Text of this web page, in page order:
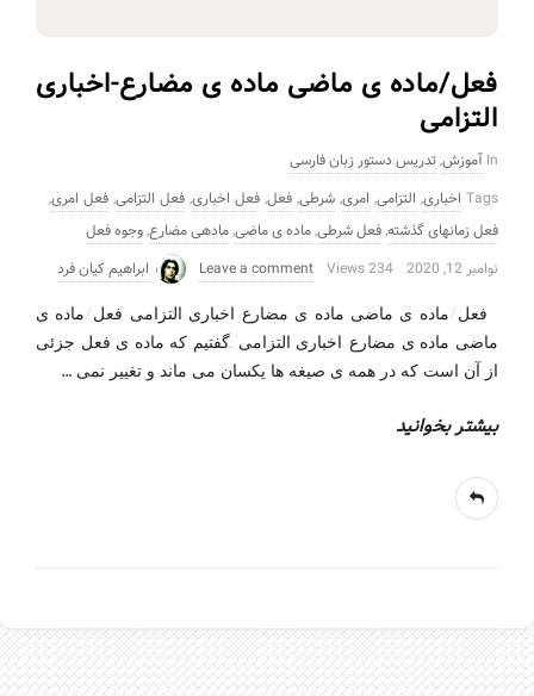
فعل/ماده ی ماضی ماده ی مضارع-اخباری
التزامی
In آموزش,تدریس دستور زبان فارسی
Tags اخباری, التزامی, امری, شرطی, فعل, فعل اخباری, فعل التزامی, فعل امری,
فعل زمانهای گذشته,فعل شرطی,ماده ی ماضی,مادهی مضارع,وجوه فعل
نوامبر 12, 2020
234 Views
Leave a comment ابراهیم کیان فرد
فعل/ماده ی ماضی ماده ی مضارع-اخباری التزامی فعل/ماده ی
ماضی ماده ی مضارع-اخباری التزامی .گفتیم که ماده ی فعل جزئی
از آن است که در همه ی صیغه ها یکسان می ماند و تغییر نمی …
بیشتر بخوانید